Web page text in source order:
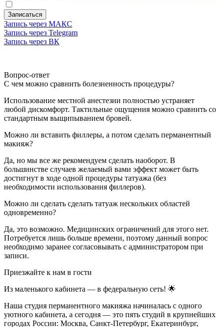
Записаться
Запись через МАКС
Запись через Telegram
Запись через ВК
Вопрос-ответ
С чем можно сравнить болезненность процедуры?
Использование местной анестезии полностью устраняет
любой дискомфорт. Тактильные ощущения можно сравнить со
стандартным выщипыванием бровей.
Можно ли вставить филлеры, а потом сделать перманентный
макияж?
Да, но мы все же рекомендуем сделать наоборот. В
большинстве случаев желаемый вами эффект может быть
достигнут в ходе одной процедуры татуажа (без
необходимости использования филлеров).
Можно ли сделать сделать татуаж нескольких областей
одновременно?
Да, это возможно. Медицинских ограничений для этого нет.
Потребуется лишь больше времени, поэтому данный вопрос
необходимо заранее согласовывать с администратором при
записи.
Приезжайте к нам в гости
Из маленького кабинета — в федеральную сеть! 🌟
Наша студия перманентного макияжа начиналась с одного
уютного кабинета, а сегодня — это пять студий в крупнейших
городах России: Москва, Санкт-Петербург, Екатеринбург,